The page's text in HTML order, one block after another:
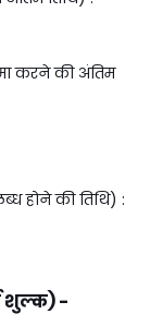
करने की अंतिम
होने की तिथि) :
शुल्क) -